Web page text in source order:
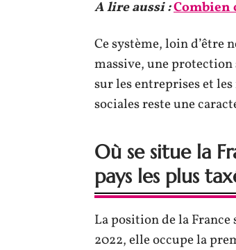
A lire aussi :Combien
Ce système, loin d’être
massive, une protection
sur les entreprises et
sociales reste une
Où se situe la
pays les plus
La position de la
2022, elle occupe la